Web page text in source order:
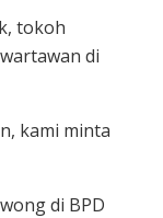
tokoh
di
kami minta
di BPD